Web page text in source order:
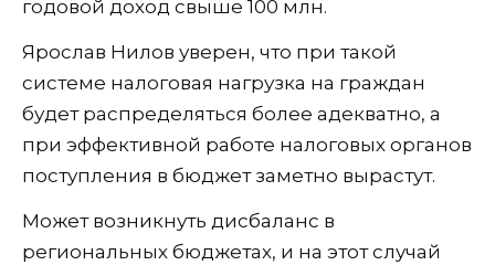
годовой доход свыше 100 млн.
Ярослав Нилов уверен, что при такой
системе налоговая нагрузка на граждан
будет распределяться более адекватно, а
при эффективной работе налоговых органов
поступления в бюджет заметно вырастут.
Может возникнуть дисбаланс в
региональных бюджетах, и на этот случай